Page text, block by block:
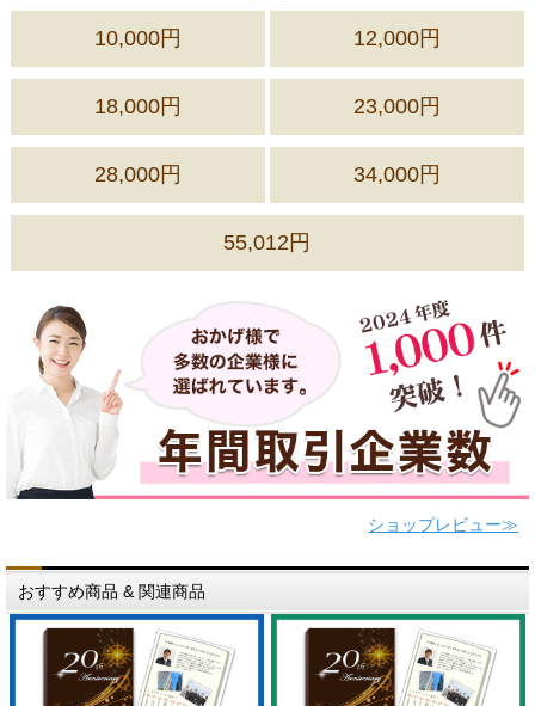
10,000円 12,000円
18,000円 23,000円
28,000円 34,000円
55,012円
ショップレビュー≫
おすすめ商品 & 関連商品